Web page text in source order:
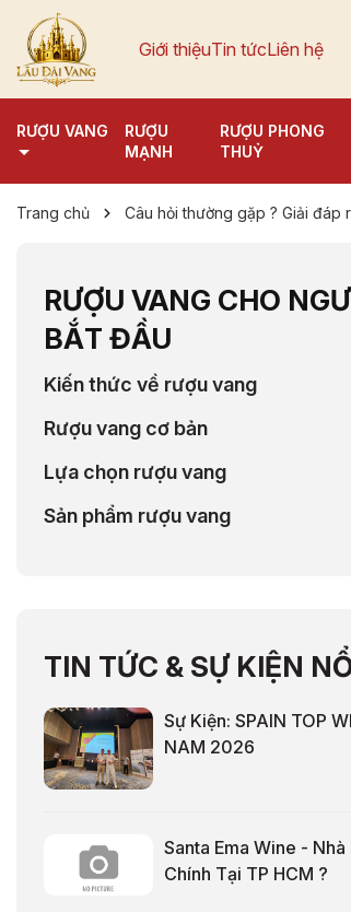
Giới thiệuTin tứcLiên hệ
RƯỢU VANG
RƯỢU
MẠNH
RƯỢU PHONG
THUỶ
Trang chủ Câu hỏi thường gặp ? Giải đáp
RƯỢU VANG CHO
BẮT ĐẦU
Kiến thức về rượu vang
Rượu vang cơ bản
Lựa chọn rượu vang
Sản phẩm rượu vang
TIN TỨC & SỰ KIỆN
Sự Kiện: SPAIN TOP
NAM 2026
Santa Ema Wine - Nhà
Chính Tại TP HCM ?